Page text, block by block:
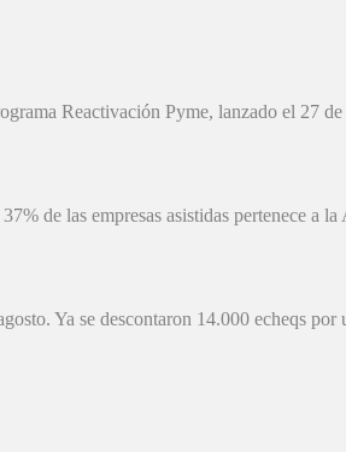
Reactivación Pyme, lanzado el 27
de las empresas asistidas pertenece a
Ya se descontaron 14.000 echeqs